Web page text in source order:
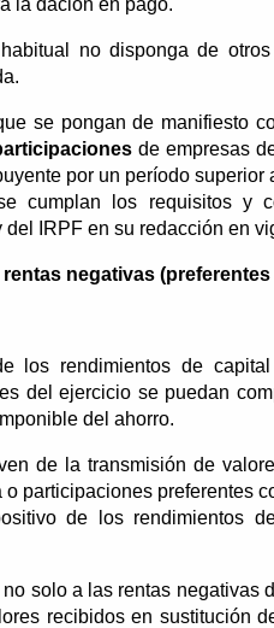
no disponga de
se pongan de manifiesto
de empresas
por un período superior
cumplan los requisitos y
IRPF en su redacción en
negativas
los rendimientos de
del ejercicio se puedan
del ahorro.
de la transmisión de
participaciones preferentes
de los rendimientos
solo a las rentas negativas
recibidos en sustitución